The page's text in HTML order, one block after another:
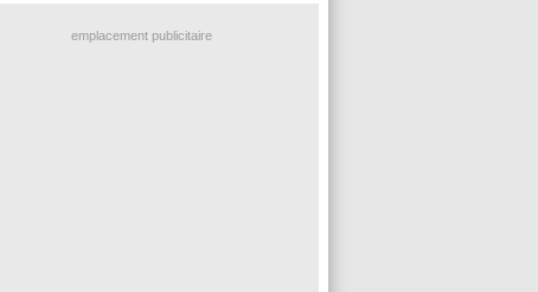
: un nouveau prétendant pour Højbjerg
emplacement publicitaire